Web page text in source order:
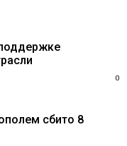
0
сбито 8